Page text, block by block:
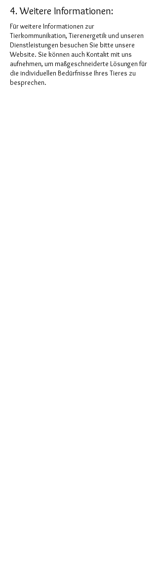
4. Weitere Informationen:
Für weitere Informationen zur
Tierkommunikation, Tierenergetik und unseren
Dienstleistungen besuchen Sie bitte unsere
Website. Sie können auch Kontakt mit uns
aufnehmen, um maßgeschneiderte Lösungen für
die individuellen Bedürfnisse Ihres Tieres zu
besprechen.